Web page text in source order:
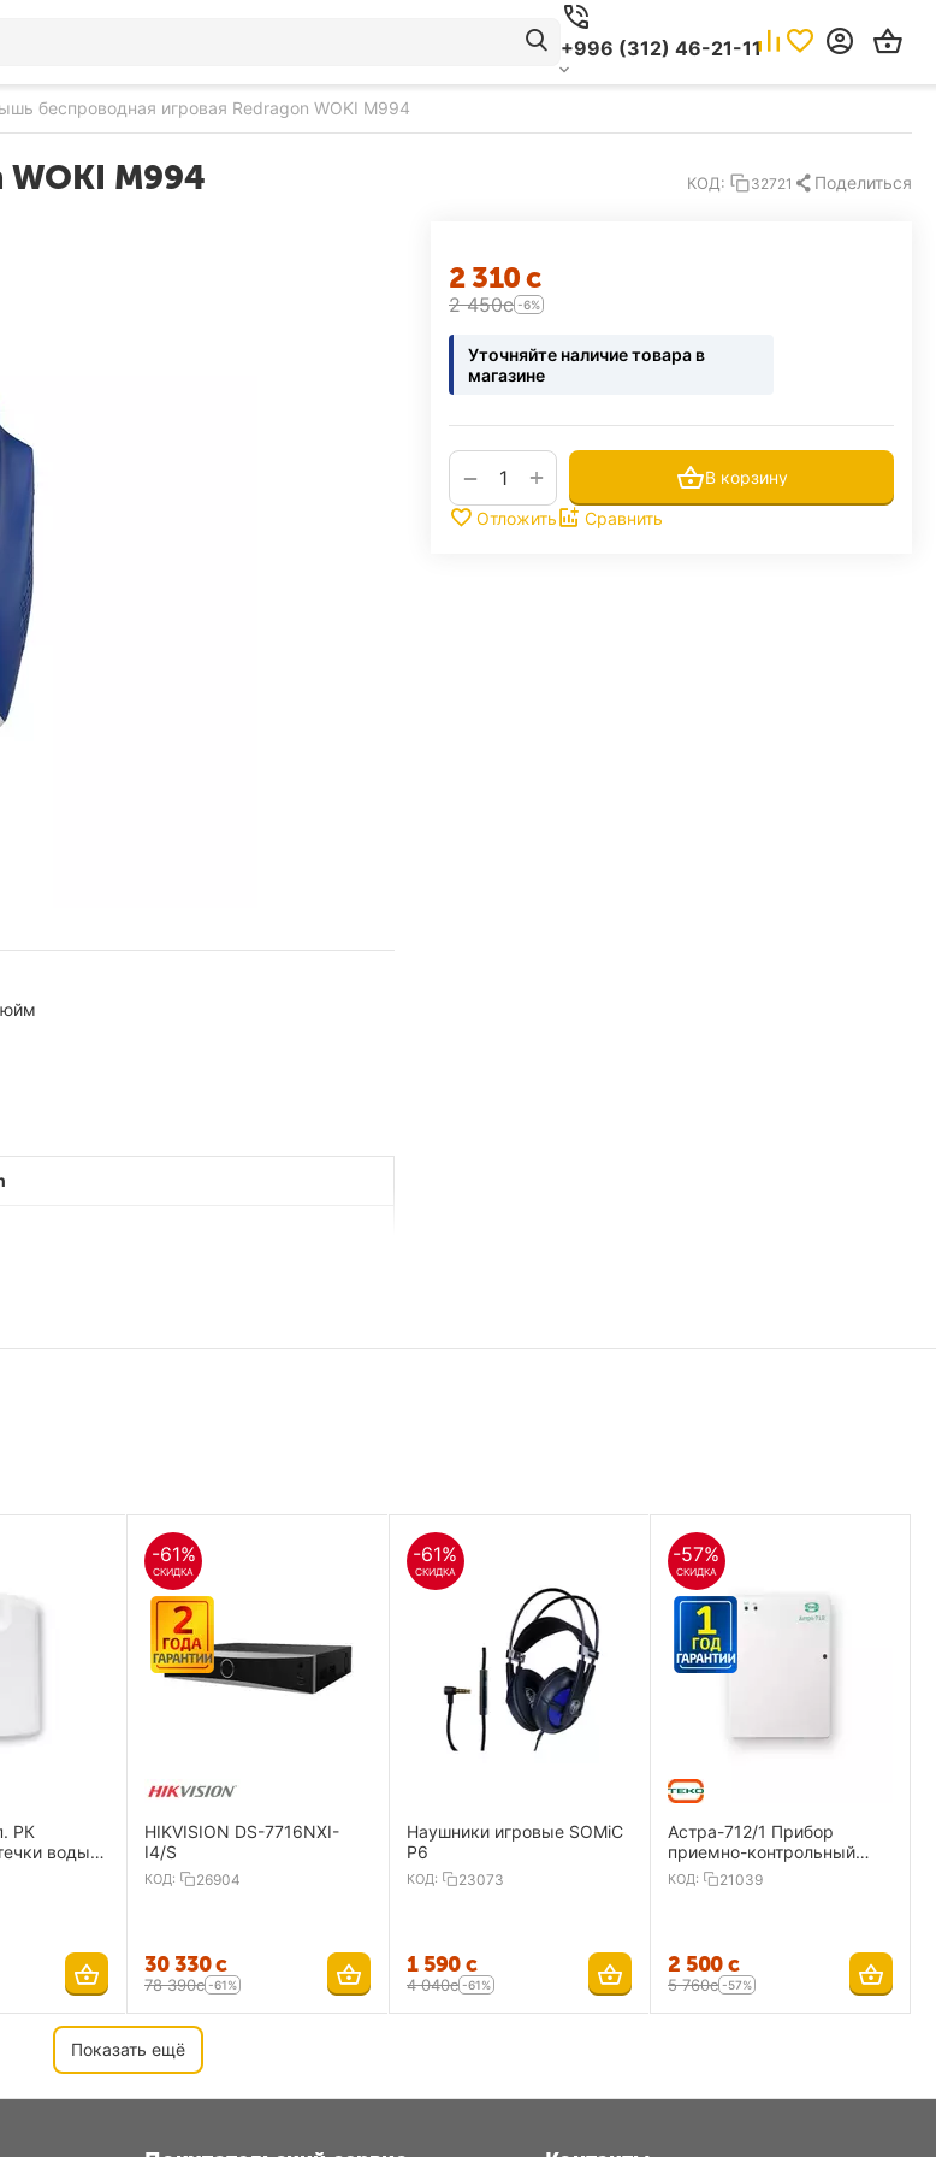
+996 (312) 46-21-11
беспроводная игровая Redragon WOKI M994
M994 КОД: 32721 Поделиться
2 310с
2 450с -6%
Уточняйте наличие товара в
магазине
+
−
В корзину
Отложить
Сравнить
РК
воды,
-61%
СКИДКА
HIKVISION DS-7716NXI-
I4/S
КОД: 26904
30 330с
78 390с -61%
-61%
СКИДКА
Наушники игровые SOMiC
P6
КОД: 23073
1 590с
4 040с -61%
-57%
СКИДКА
Астра-712/1 Прибор
приемно-контрольный
охранно-пожарный 1
ШС,ИП
КОД: 21039
2 500с
5 760с -57%
Показать ещё